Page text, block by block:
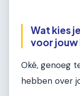
Wat kies
voor
Oké, genoeg
hebben over